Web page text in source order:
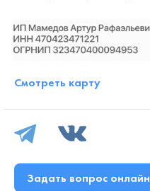
Смотреть карту
Задать вопрос онлайн